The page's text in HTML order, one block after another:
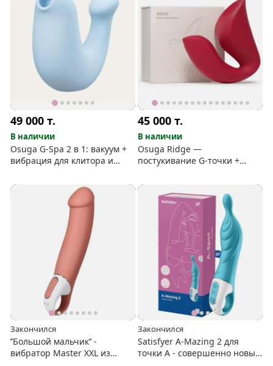
49 000т.
В наличии
Osuga G-Spa 2 в 1: вакуум +
вибрация для клитора и
45 000т.
В наличии
Osuga Ridge —
постукивание G-точки +
глубокого, смешанного
оргазма
Закончился
’’Большой мальчик’’ -
вибратор Master XXL из
Закончился
Satisfyer A-Mazing 2 для
точки А - совершенно новые